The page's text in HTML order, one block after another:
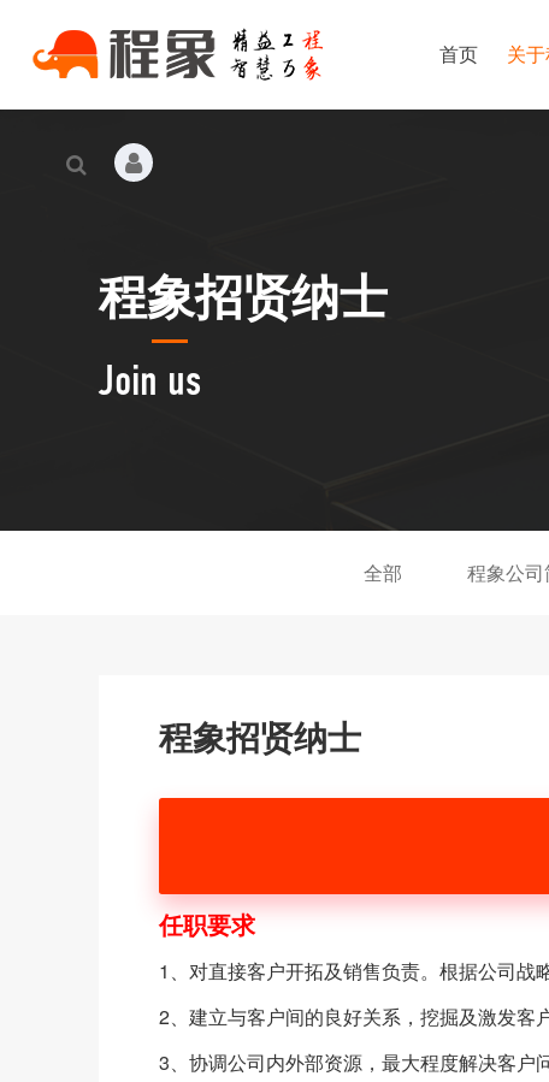
首页 关
程象招贤纳士
Join us
全部 程象公司
程象招贤纳士
任职要求
1、对直接客户开拓及销售负责。根据公司战
2、建立与客户间的良好关系，挖掘及激发客
3、协调公司内外部资源，最大程度解决客户